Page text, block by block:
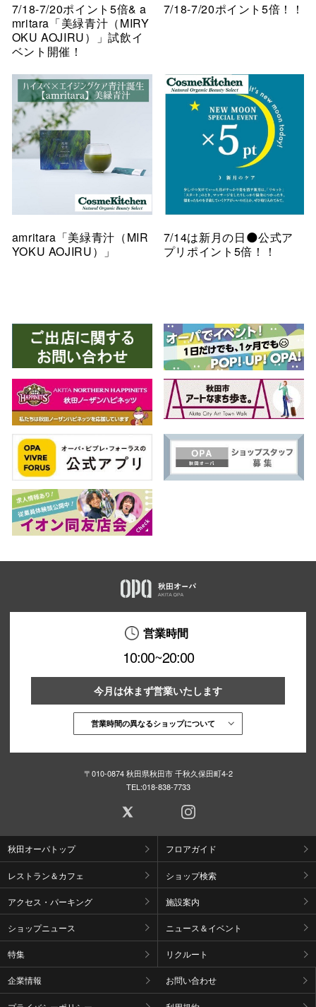
7/18-7/20ポイント5倍& a
mritara「美緑青汁（MIRY
OKU AOJIRU）」試飲イ
ベント開催！
7/18-7/20ポイント5倍！！
amritara「美緑青汁（MIR
YOKU AOJIRU）」
7/14は新月の日🌑公式ア
プリポイント5倍！！
営業時間
10:00~20:00
今月は休まず営業いたします
営業時間の異なるショップについて
〒010-0874 秋田県秋田市 千秋久保田町4-2
TEL:018-838-7733
秋田オーパトップ フロアガイド
レストラン＆カフェ ショップ検索
アクセス・パーキング 施設案内
ショップニュース ニュース＆イベント
特集 リクルート
企業情報 お問い合わせ